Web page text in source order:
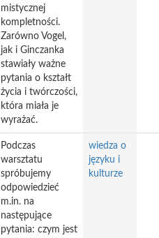
mistycznej
kompletności.
Zarówno Vogel,
jak i Ginczanka
stawiały ważne
pytania o kształt
życia i twórczości,
która miała je
wyrażać.
Podczas
warsztatu
spróbujemy
odpowiedzieć
m.in. na
następujące
pytania: czym jest
wiedza o
języku i
kulturze